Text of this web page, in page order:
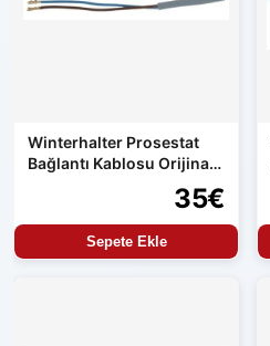
Winterhalter Prosestat
Bağlantı Kablosu Orijinal
35€
Sepete Ekle